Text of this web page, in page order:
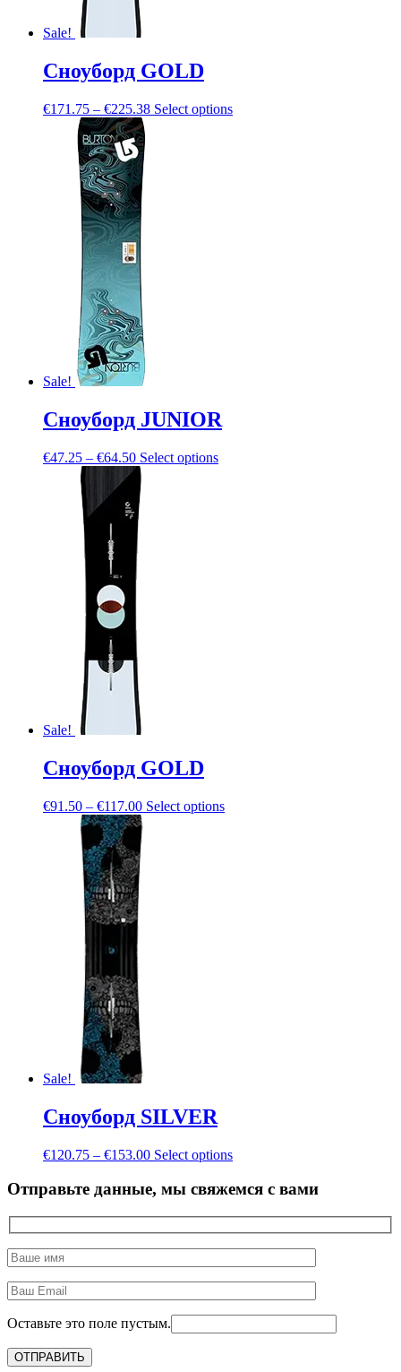
Sale!
Сноуборд GOLD
€171.75 – €225.38 Select options
Sale!
Сноуборд JUNIOR
€47.25 – €64.50 Select options
Sale!
Сноуборд GOLD
€91.50 – €117.00 Select options
Sale!
Сноуборд SILVER
€120.75 – €153.00 Select options
Отправьте данные, мы свяжемся с вами
Оставьте это поле пустым.